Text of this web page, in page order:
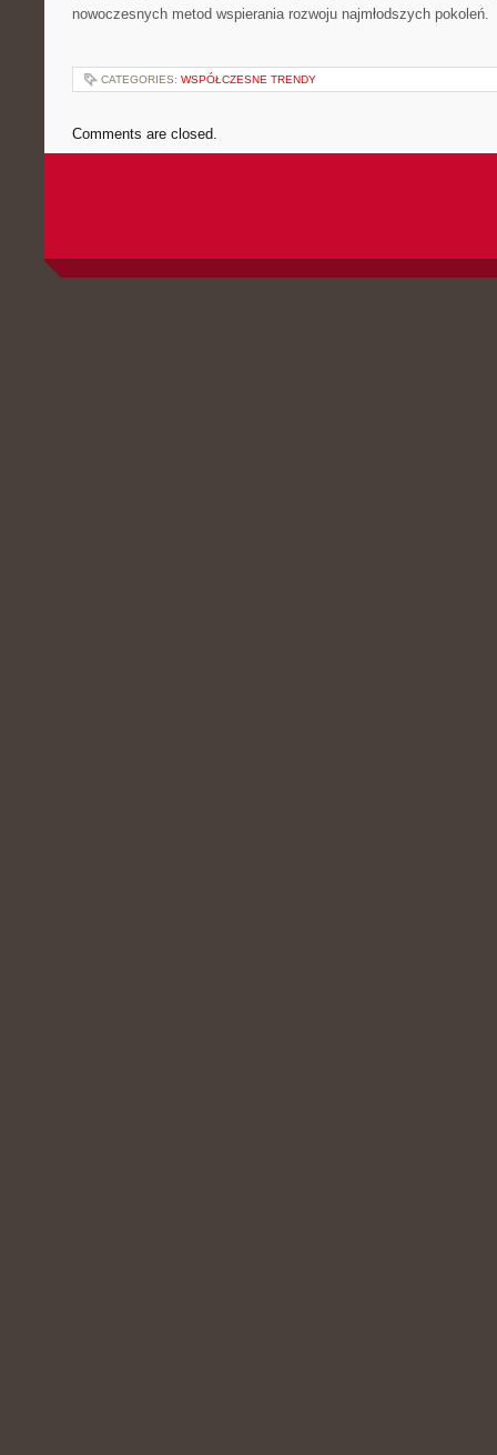
nowoczesnych metod wspierania rozwoju najmłodszych pokoleń.
CATEGORIES: WSPÓŁCZESNE TRENDY
Comments are closed.